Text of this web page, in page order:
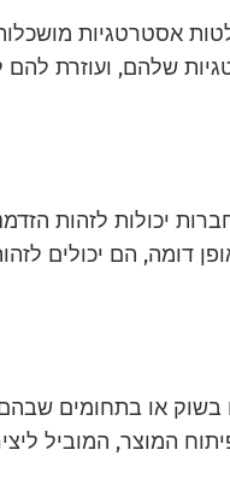
אסטרטגיות
שלהם, ועוזרת להם
יכולות לזהות
דומה, הם יכולים
בשוק או בתחומים
המוצר, המוביל